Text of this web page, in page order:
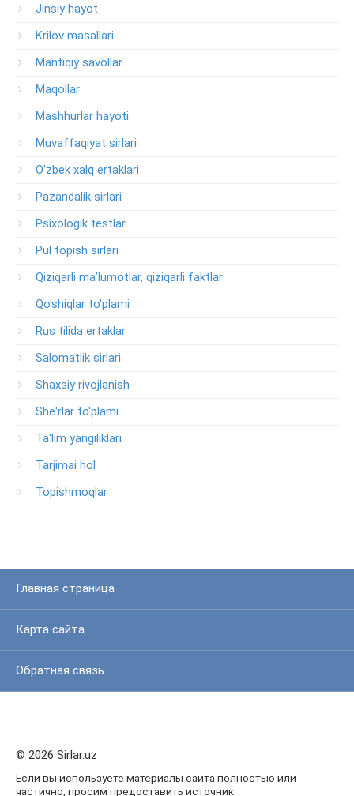
Jinsiy hayot
Krilov masallari
Mantiqiy savollar
Maqollar
Mashhurlar hayoti
Muvaffaqiyat sirlari
O'zbek xalq ertaklari
Pazandalik sirlari
Psixologik testlar
Pul topish sirlari
Qiziqarli ma’lumotlar, qiziqarli faktlar
Qo'shiqlar to'plami
Rus tilida ertaklar
Salomatlik sirlari
Shaxsiy rivojlanish
She'rlar to'plami
Ta'lim yangiliklari
Tarjimai hol
Topishmoqlar
Главная страница
Карта сайта
Обратная связь
© 2026 Sirlar.uz
Если вы используете материалы сайта полностью или
частично, просим предоставить источник.